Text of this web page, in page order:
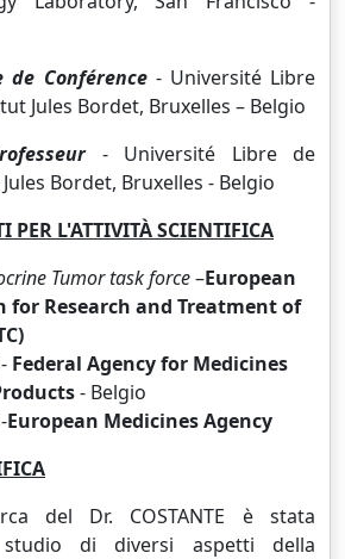
de Conférence- Université Libre
Jules Bordet, Bruxelles – Belgio
- Université Libre de
Bordet, Bruxelles - Belgio
PER L'ATTIVITÀ SCIENTIFICA
Tumor task force–European
for Research and Treatment of
- Federal Agency for Medicines
- Belgio
-European Medicines Agency
del Dr. COSTANTE è stata
di diversi aspetti della